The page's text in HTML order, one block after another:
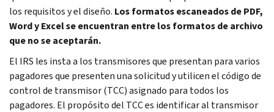
los requisitos y el diseño. Los formatos escaneados de PDF,
Word y Excel se encuentran entre los formatos de archivo
que no se aceptarán.
El IRS les insta a los transmisores que presentan para varios
pagadores que presenten una solicitud y utilicen el código de
control de transmisor (TCC) asignado para todos los
pagadores. El propósito del TCC es identificar al transmisor